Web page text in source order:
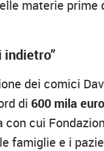
materie
dei comici
di 600 mila euro
con cui
famiglie e i